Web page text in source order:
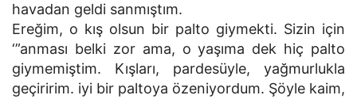
havadan geldi sanmıştım.
Ereğim, o kış olsun bir palto giymekti. Sizin için
‘”anması belki zor ama, o yaşıma dek hiç palto
giymemiştim. Kışları, pardesüyle, yağmurlukla
geçiririm. iyi bir paltoya özeniyordum. Şöyle kaim,